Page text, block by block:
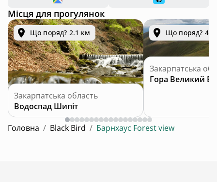
Місця для прогулянок
Що поряд? 2.1 км
Закарпатська область
Водоспад Шипіт
Що поряд? 4.4
Закарпатська
Гора Великий
Головна / Black Bird / Барнхаус Forest view